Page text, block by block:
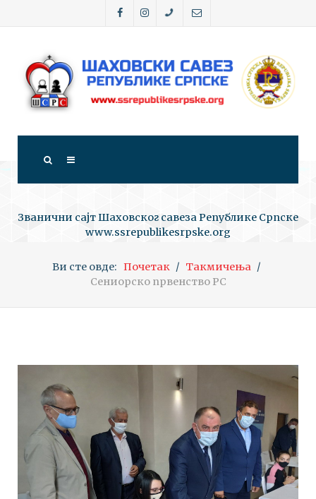
Званични сајт Шаховског савеза Републике Српске
www.ssrepublikesrpske.org
Ви сте овде: Почетак
Такмичења
Сениорско првенство РС